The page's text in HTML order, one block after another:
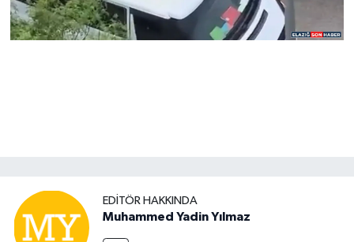
EDITÖR HAKKINDA
Muhammed Yadin Yılmaz